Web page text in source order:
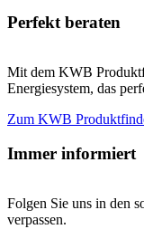
Perfekt beraten
Mit dem KWB
Energiesystem, das
Zum KWB
Immer informiert
Folgen Sie uns in den
verpassen.